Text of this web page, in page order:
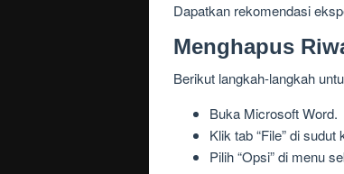
Dapatkan rekomendasi
Menghapus
Berikut langkah-langkah
Buka Microsoft Word.
Klik tab “File” di sudut
Pilih “Opsi” di menu